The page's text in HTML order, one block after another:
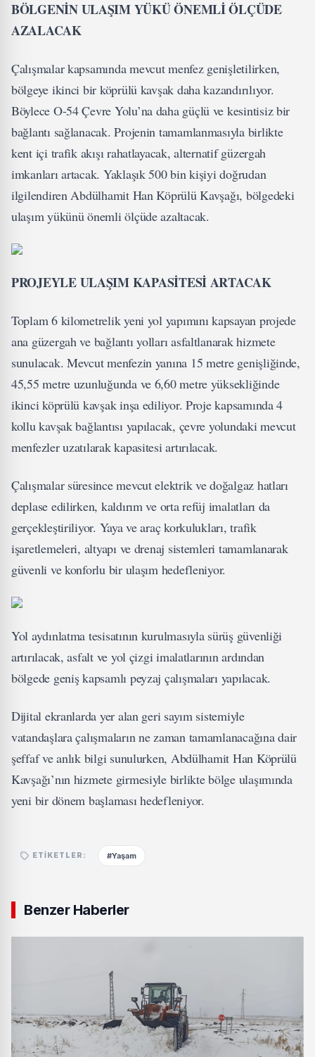
BÖLGENİN ULAŞIM YÜKÜ ÖNEMLİ ÖLÇÜDE
AZALACAK
Çalışmalar kapsamında mevcut menfez genişletilirken,
bölgeye ikinci bir köprülü kavşak daha kazandırılıyor.
Böylece O-54 Çevre Yolu’na daha güçlü ve kesintisiz bir
bağlantı sağlanacak. Projenin tamamlanmasıyla birlikte
kent içi trafik akışı rahatlayacak, alternatif güzergah
imkanları artacak. Yaklaşık 500 bin kişiyi doğrudan
ilgilendiren Abdülhamit Han Köprülü Kavşağı, bölgedeki
ulaşım yükünü önemli ölçüde azaltacak.
PROJEYLE ULAŞIM KAPASİTESİ ARTACAK
Toplam 6 kilometrelik yeni yol yapımını kapsayan projede
ana güzergah ve bağlantı yolları asfaltlanarak hizmete
sunulacak. Mevcut menfezin yanına 15 metre genişliğinde,
45,55 metre uzunluğunda ve 6,60 metre yüksekliğinde
ikinci köprülü kavşak inşa ediliyor. Proje kapsamında 4
kollu kavşak bağlantısı yapılacak, çevre yolundaki mevcut
menfezler uzatılarak kapasitesi artırılacak.
Çalışmalar süresince mevcut elektrik ve doğalgaz hatları
deplase edilirken, kaldırım ve orta refüj imalatları da
gerçekleştiriliyor. Yaya ve araç korkulukları, trafik
işaretlemeleri, altyapı ve drenaj sistemleri tamamlanarak
güvenli ve konforlu bir ulaşım hedefleniyor.
Yol aydınlatma tesisatının kurulmasıyla sürüş güvenliği
artırılacak, asfalt ve yol çizgi imalatlarının ardından
bölgede geniş kapsamlı peyzaj çalışmaları yapılacak.
Dijital ekranlarda yer alan geri sayım sistemiyle
vatandaşlara çalışmaların ne zaman tamamlanacağına dair
şeffaf ve anlık bilgi sunulurken, Abdülhamit Han Köprülü
Kavşağı’nın hizmete girmesiyle birlikte bölge ulaşımında
yeni bir dönem başlaması hedefleniyor.
ETIKETLER: #Yaşam
Benzer Haberler